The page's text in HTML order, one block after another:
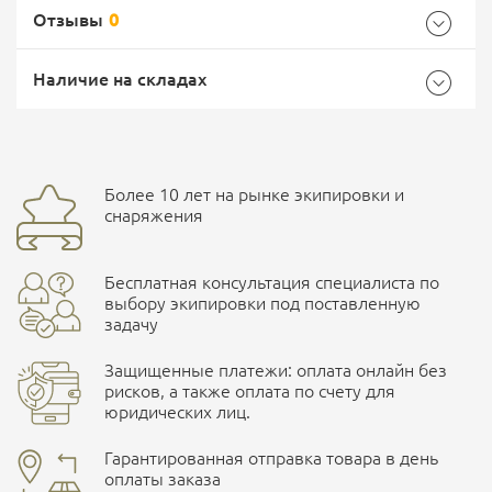
Доставка Почтой России
EMS Почта России
Доставка курьерской службой СДЭК -
Наличные при самовывозе
Размер M
Бренд Helikon
Страна производитель
Характеристики комплектаций
Размер
Отзывы 0
Ваш отзыв
Наличие на складах
улица Маяковского, 10
ПОДРОБНЕЕ О СКЛАДЕ
Более 10 лет на рынке экипировки и
снаряжения
Бесплатная консультация специалиста по
выбору экипировки под поставленную
задачу
Защищенные платежи: оплата онлайн без
рисков, а также оплата по счету для
юридических лиц.
Гарантированная отправка товара в день
оплаты заказа